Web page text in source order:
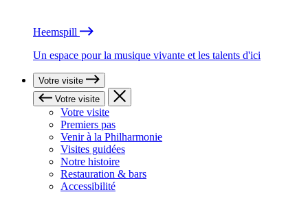
Heemspill
Un espace pour la musique vivante et les talents d'ici
Votre visite
Votre visite
Votre visite
Premiers pas
Venir à la Philharmonie
Visites guidées
Notre histoire
Restauration & bars
Accessibilité